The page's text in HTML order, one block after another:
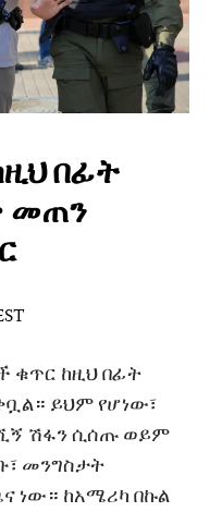
በፊት
መጠን
ቁጥር ከዚህ በፊት
ይህም የሆነው፣
ሽፋን ሲሰጡ ወይም
መንግስታት
ነው። ከአሜሪካ በኩል